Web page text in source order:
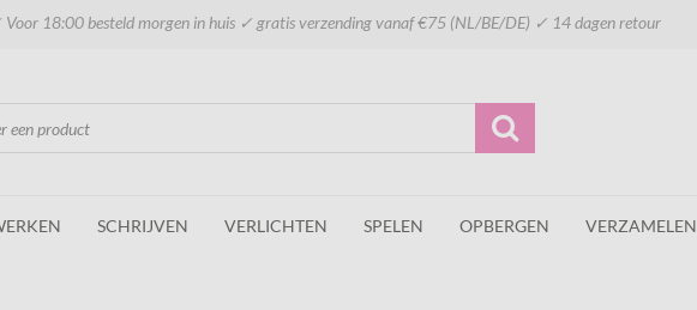
Voor 18:00 besteld morgen in huis ✓ gratis verzending vanaf €75 (NL/BE/DE) ✓ 14 dagen retour
SCHRIJVEN VERLICHTEN SPELEN OPBERGEN VERZAMELEN